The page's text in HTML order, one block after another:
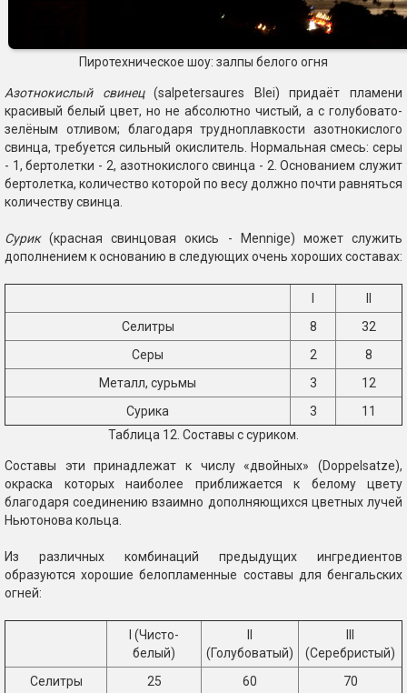
Пиротехническое шоу: залпы белого огня
Азотнокислый свинец(salpetersaures Blei) придаёт пламени
красивый белый цвет, но не абсолютно чистый, а с голубовато-
зелёным отливом; благодаря трудноплавкости азотнокислого
свинца, требуется сильный окислитель. Нормальная смесь: серы
- 1, бертолетки - 2, азотнокислого свинца - 2. Основанием служит
бертолетка, количество которой по весу должно почти равняться
количеству свинца.
Сурик(красная свинцовая окись - Mennige) может служить
дополнением к основанию в следующих очень хороших составах:
Селитры
8
32
Серы
2
8
Металл, сурьмы
3
12
Сурика
3
11
Таблица 12. Составы с суриком.
Составы эти принадлежат к числу «двойных» (Doppelsatze),
окраска которых наиболее приближается к белому цвету
благодаря соединению взаимно дополняющихся цветных лучей
Ньютонова кольца.
Из различных комбинаций предыдущих ингредиентов
образуются хорошие белопламенные составы для бенгальских
огней:
I (Чисто-
белый)
(Голубоватый)
(Серебристый)
Селитры
25 60 70